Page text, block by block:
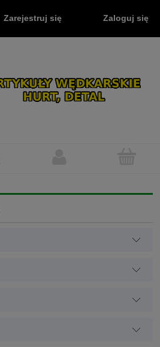
Zarejestruj się Zaloguj się